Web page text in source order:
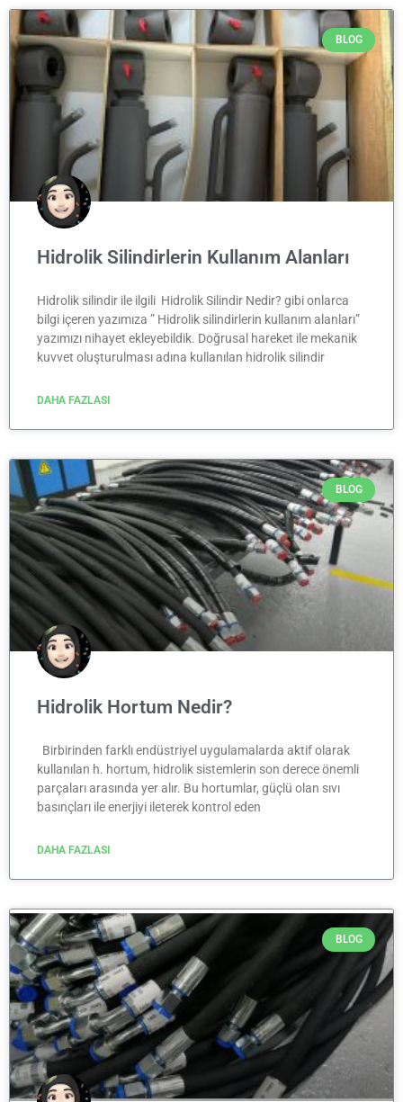
BLOG
Hidrolik Silindirlerin Kullanım Alanları
Hidrolik silindir ile ilgili Hidrolik Silindir Nedir? gibi onlarca
bilgi içeren yazımıza ” Hidrolik silindirlerin kullanım alanları”
yazımızı nihayet ekleyebildik. Doğrusal hareket ile mekanik
kuvvet oluşturulması adına kullanılan hidrolik silindir
DAHA FAZLASI
BLOG
Hidrolik Hortum Nedir?
Birbirinden farklı endüstriyel uygulamalarda aktif olarak
kullanılan h. hortum, hidrolik sistemlerin son derece önemli
parçaları arasında yer alır. Bu hortumlar, güçlü olan sıvı
basınçları ile enerjiyi ileterek kontrol eden
DAHA FAZLASI
BLOG